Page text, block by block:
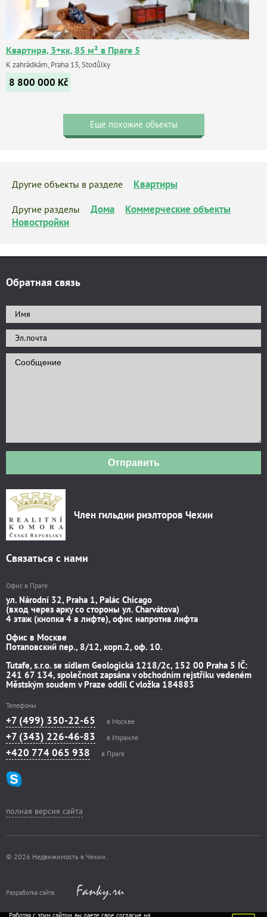
Квартира, 3+кк, 85 м² в Праге 5
K zahrádkám, Praha 13, Stodůlky
8 800 000 Kč
Еще похожие объекты
Другие объекты в разделе Квартиры
Другие разделы Дома
Коммерческие объекты
Новостройки
Обратная связь
Отправить
Член гильдии риэлторов Чехии
Связаться с нами
Офис в Праге
ул. Národní 32, Praha 1, Palác Chicago
(вход через арку со стороны ул. Charvátova)
4 этаж (кнопка 4 в лифте), офис напротив лифта
Офис в Москве
Потаповский пер., 8/12, корп.2, оф. 10.
Tutafe, s.r.o. se sídlem Geologická 1218/2c, 152 00 Praha 5 IČ:
241 67 134, společnost zapsána v obchodním rejstříku vedeném
Městským soudem v Praze oddíl C vložka 184883
Телефоны
+7 (499) 350-22-65 в Москве
+7 (343) 226-46-83 в Израиле
+420 774 065 938 в Праге
полная версия сайта
© 2026 Недвижимость в Чехии.
Разработка сайта
Работая с этим сайтом, вы даете свое согласие на